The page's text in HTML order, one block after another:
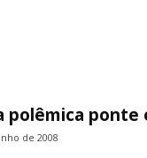
polêmica ponte
de 2008